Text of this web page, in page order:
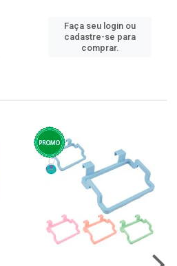
Faça seu login ou
cadastre-se para
comprar.